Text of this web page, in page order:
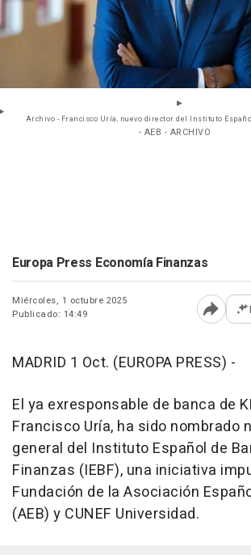
Archivo - Francisco Uría, nuevo director del Instituto
- AEB - ARCHIVO
Europa Press Economía Finanzas
Miércoles, 1 octubre 2025
Publicado: 14:49
Abrir
MADRID 1 Oct. (EUROPA PRESS) -
El ya exresponsable de banca de
Francisco Uría, ha sido nombrado
general del Instituto Español de
Finanzas (IEBF), una iniciativa
Fundación de la Asociación
(AEB) y CUNEF Universidad.